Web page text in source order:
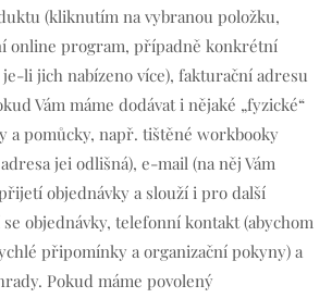
(kliknutím na vybranou položku,
online program, případně konkrétní
li jich nabízeno více), fakturační adresu
Vám máme dodávat i nějaké „fyzické“
a pomůcky, např. tištěné workbooky
jei odlišná), e-mail (na něj Vám
objednávky a slouží i pro další
objednávky, telefonní kontakt (abychom
připomínky a organizační pokyny) a
Pokud máme povolený